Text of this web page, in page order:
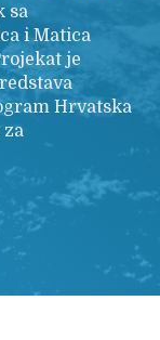
sa
i Matica
je
Hrvatska